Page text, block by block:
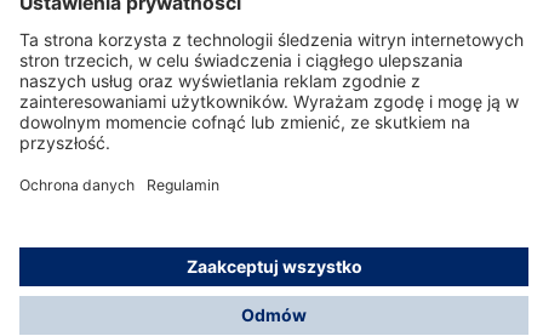
Serwisowa linia hotline
O nas
Korzystanie ze sklepu
© Dräger Polska Sp. z o.o., 2025